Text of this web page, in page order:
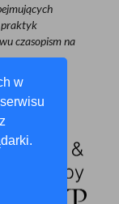
w
praktyk
czasopism na